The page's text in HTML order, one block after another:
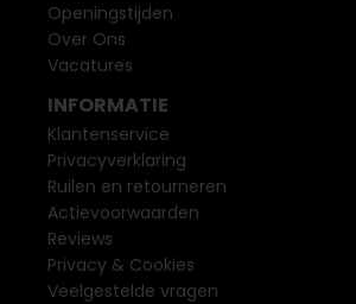
Openingstijden
Over Ons
Vacatures
INFORMATIE
Klantenservice
Privacyverklaring
Ruilen en retourneren
Actievoorwaarden
Reviews
Privacy & Cookies
Veelgestelde vragen